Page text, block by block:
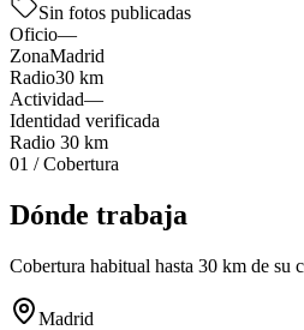
Sin fotos publicadas
Oficio—
ZonaMadrid
Radio30 km
Actividad—
Identidad verificada
Radio 30 km
01 /Cobertura
Dónde trabaja
Cobertura habitual hasta 30 km de su
Madrid